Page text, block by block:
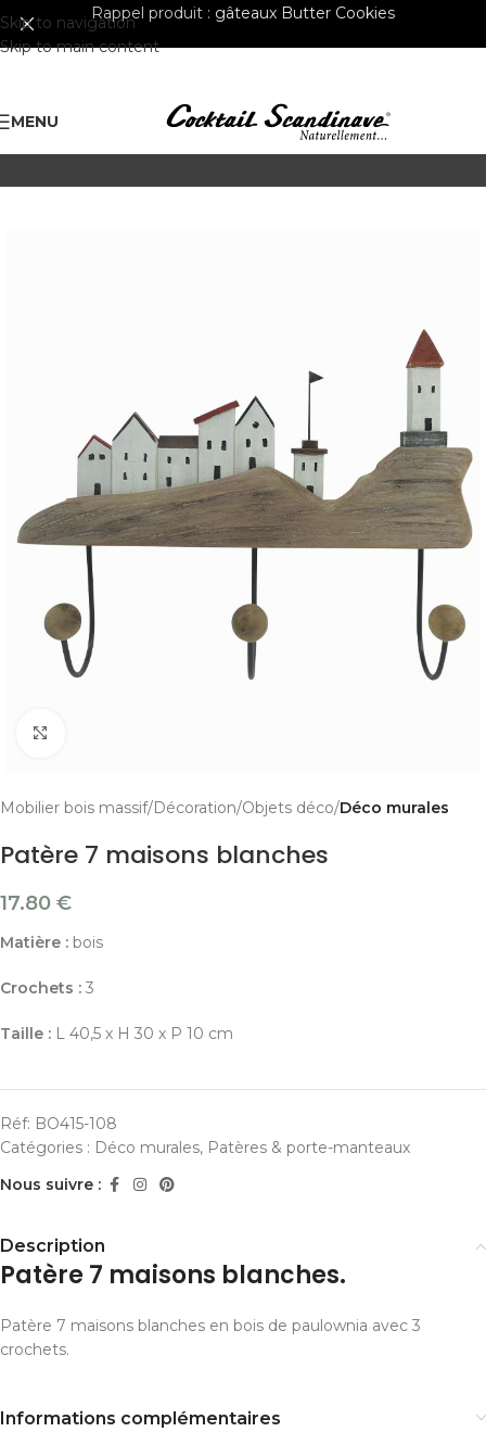
Skip to navigation
Skip to main content
Rappel produit : gâteaux Butter Cookies
MENU
Mobilier bois massif Décoration Objets déco Déco murales
Patère 7 maisons blanches
17.80 €
Matière : bois
Crochets : 3
Taille : L 40,5 x H 30 x P 10 cm
Réf: BO415-108
Catégories : Déco murales, Patères & porte-manteaux
Nous suivre :
Description
Patère 7 maisons blanches.
Patère 7 maisons blanches en bois de paulownia avec 3
crochets.
Informations complémentaires